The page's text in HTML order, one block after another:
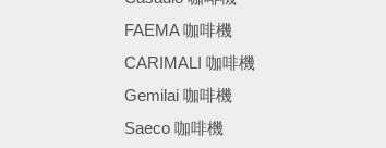
FAEMA 咖啡機
CARIMALI 咖啡機
Gemilai 咖啡機
Saeco 咖啡機